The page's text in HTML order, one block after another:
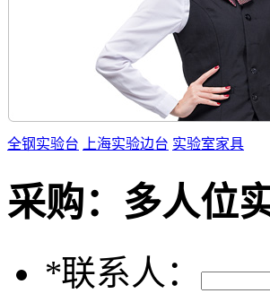
全钢实验台 上海实验边台 实验室家具
采购： 多人位
*联系人：